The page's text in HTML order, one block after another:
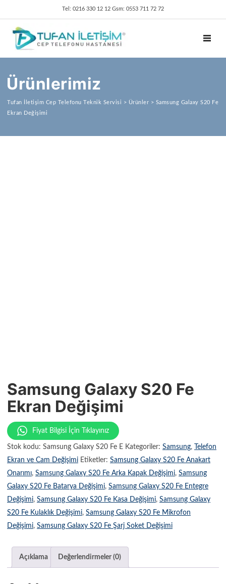
Tel: 0216 330 12 12 Gsm: 0553 711 72 72
Ürünlerimiz
Tufan İletişim Cep Telefonu Teknik Servisi > Ürünler > Samsung Galaxy S20 Fe
Ekran Değişimi
Samsung Galaxy S20 Fe
Ekran Değişimi
Fiyat Bilgisi İçin Tıklayınız
Stok kodu: Samsung Galaxy S20 Fe E Kategoriler: Samsung,
Telefon
Ekran ve Cam Değişimi Etiketler: Samsung Galaxy S20 Fe Anakart
Onarımı, Samsung Galaxy S20 Fe Arka Kapak Değişimi, Samsung
Galaxy S20 Fe Batarya Değişimi, Samsung Galaxy S20 Fe Entegre
Değişimi, Samsung Galaxy S20 Fe Kasa Değişimi, Samsung Galaxy
S20 Fe Kulaklık Değişimi, Samsung Galaxy S20 Fe Mikrofon
Değişimi, Samsung Galaxy S20 Fe Şarj Soket Değişimi
Açıklama Değerlendirmeler (0)